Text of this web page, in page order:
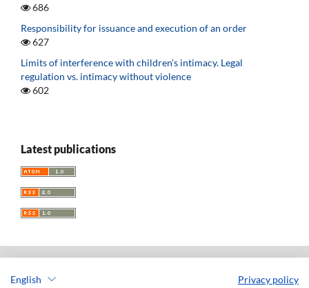
English Privacy policy
686
Responsibility for issuance and execution of an order
627
Limits of interference with children’s intimacy. Legal
regulation vs. intimacy without violence
602
Latest publications
Acta Universitatis Lodziensis. Folia Iuridica